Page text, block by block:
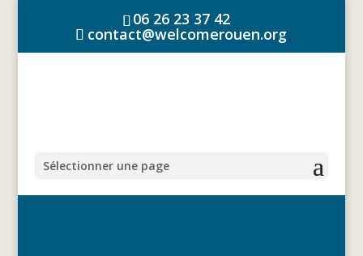
06 26 23 37 42
contact@welcomerouen.org
Sélectionner une page